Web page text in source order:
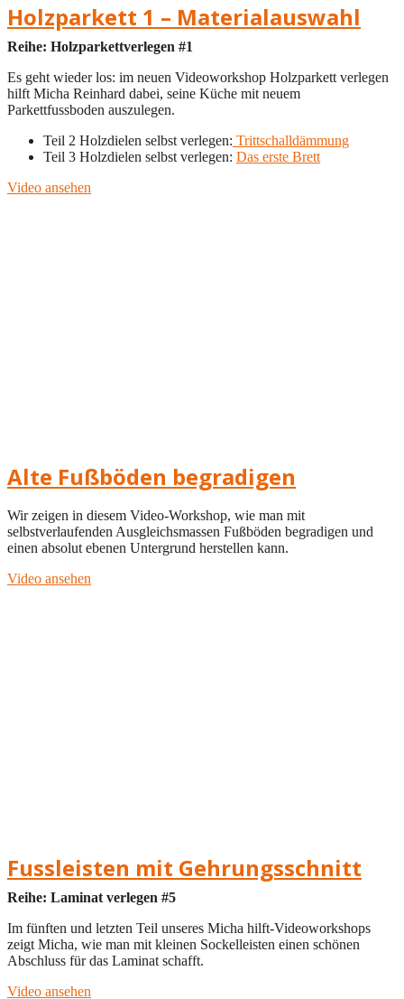
Holzparkett 1 – Materialauswahl
Reihe: Holzparkettverlegen #1
Es geht wieder los: im neuen Videoworkshop Holzparkett verlegen
hilft Micha Reinhard dabei, seine Küche mit neuem
Parkettfussboden auszulegen.
Teil 2 Holzdielen selbst verlegen: Trittschalldämmung
Teil 3 Holzdielen selbst verlegen: Das erste Brett
Video ansehen
Alte Fußböden begradigen
Wir zeigen in diesem Video-Workshop, wie man mit
selbstverlaufenden Ausgleichsmassen Fußböden begradigen und
einen absolut ebenen Untergrund herstellen kann.
Video ansehen
Fussleisten mit Gehrungsschnitt
Reihe: Laminat verlegen #5
Im fünften und letzten Teil unseres Micha hilft-Videoworkshops
zeigt Micha, wie man mit kleinen Sockelleisten einen schönen
Abschluss für das Laminat schafft.
Video ansehen